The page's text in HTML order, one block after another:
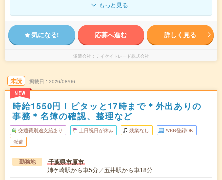
もっと見る
気になる! 応募へ進む 詳しく見る
派遣会社 テイケイトレード株式会社
未読
NEW
掲載日 2026/08/06
時給1550円！ピタッと17時まで＊外出ありの
事務＊名簿の確認、整理など
交通費別途支給あり 土日祝日が休み 残業なし WEB登録OK
派遣
勤務地 千葉県市原市
姉ケ崎駅から車5分／五井駅から車18分